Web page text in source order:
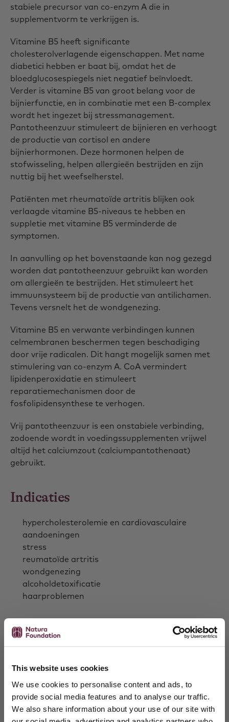
This website uses cookies
We use cookies to personalise content and ads, to
provide social media features and to analyse our traffic.
We also share information about your use of our site with
stabiele precursor van co-enzym A die in
supplementvorm te verkrijgen is.
Vitamine B5 heeft significante
cholesterolverlagende eigenschappen. Met name
diabetici hebben er baat bij, omdat het de
bloedglucosespiegels niet negatief beïnvloedt.
Verder is vitamine B5 van groot belang voor de
bijnierfunctie, en in combinatie met een B-complex
wordt het ingezet bij stressmanagement.
Pantotheenzuur stimuleert de bijnieren en verhoogt
de productie van cortisol en andere
bijnierhormonen. Deze hormonen helpen de
stofwisseling, helpen allergieën bestrijden en zijn
nuttig bij het weefselherstel.
Patiënten met rheumatoïde artritis blijken ook
verlaagde vitamine B5-niveaus te hebben en
suppletie met vitamine B5 verminderde de
symptomen.
In aanvulling op het bovenstaande kan nog gezegd
worden dat pantotheenzuur gebruikt kan worden
om allergieën te bestrijden. Het stimuleert het
immuunsysteem bij de productie van antilichamen.
Tevens versnelt het de wondgenezing.
Vitamine B5 en verwante verbindingen kunnen
celmembranen beschermen tegen beschadiging
door vrije radicalen. Dit hangt mogelijk samen met
stimulering van co-enzym A. CoA vermindert
lipidenperoxidatie en stimuleert
reparatiemechanismen door de
fosfolipidensynthese te verhogen.
Vrij pantotheenzuur is een onstabiele verbinding,
zodoende wordt in voedingssupplementen vrijwel
altijd het calciumzout (calciumpantothenaat)
gebruikt.
Indicaties
hypercholesterolemie en cardiovasculaire
aandoeningen
stress
reumatoïde artritis
wondgenezing
alcoholdetoxificatie
haarproblemen
Contraindicaties
contra-indicaties bekend.
Bijwerkingen